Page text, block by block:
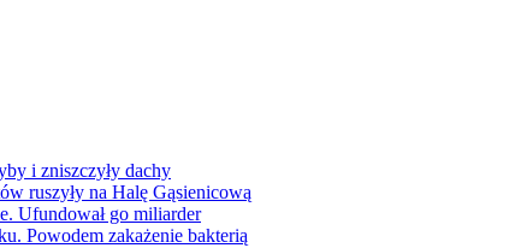
i zniszczyły dachy
ruszyły na Halę Gąsienicową
Ufundował go miliarder
Powodem zakażenie bakterią